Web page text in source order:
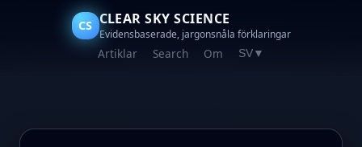
CS CLEAR SKY SCIENCE
Evidensbaserade, jargonsnåla förklaringar
Artiklar Search Om SV ▼